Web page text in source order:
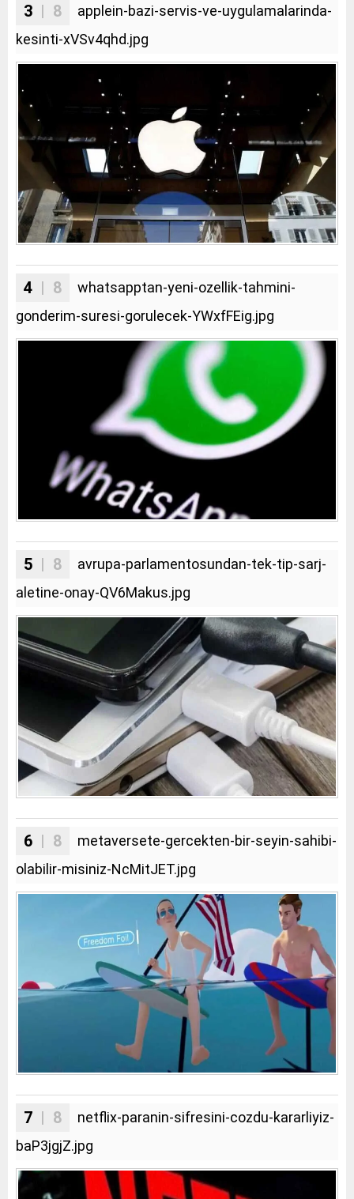
3 | 8
applein-bazi-servis-ve-uygulamalarinda-
kesinti-xVSv4qhd.jpg
4 | 8
whatsapptan-yeni-ozellik-tahmini-
gonderim-suresi-gorulecek-YWxfFEig.jpg
5 | 8
avrupa-parlamentosundan-tek-tip-sarj-
aletine-onay-QV6Makus.jpg
6 | 8
metaversete-gercekten-bir-seyin-sahibi-
olabilir-misiniz-NcMitJET.jpg
7 | 8
netflix-paranin-sifresini-cozdu-kararliyiz-
baP3jgjZ.jpg